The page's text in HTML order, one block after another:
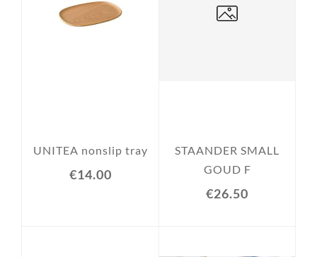
UNITEA nonslip tray
€14.00
STAANDER SMALL
GOUD F
€26.50